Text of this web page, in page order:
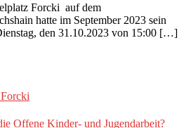
Forcki auf dem
hatte im September 2023 sein
den 31.10.2023 von 15:00 […]
Offene Kinder- und Jugendarbeit?